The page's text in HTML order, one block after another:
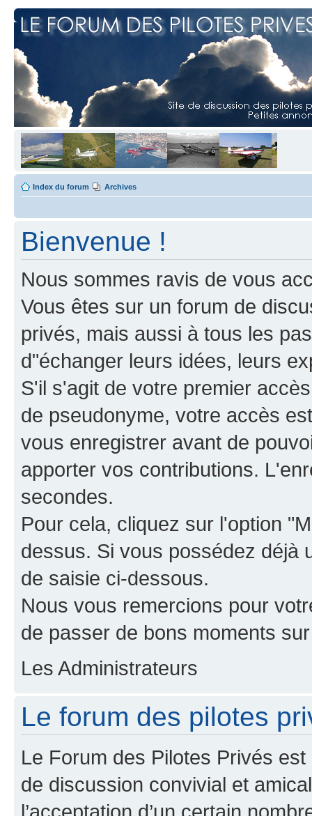
Index du forum Archives
Bienvenue !
Nous sommes ravis de vous
Vous êtes sur un forum de
privés, mais aussi à tous les
d"échanger leurs idées, leurs
S'il s'agit de votre premier
de pseudonyme, votre accès
vous enregistrer avant de
apporter vos contributions.
secondes.
Pour cela, cliquez sur l'option
dessus. Si vous possédez déjà
de saisie ci-dessous.
Nous vous remercions pour
de passer de bons moments
Les Administrateurs
Le forum des pilotes
Le Forum des Pilotes Privés
de discussion convivial et